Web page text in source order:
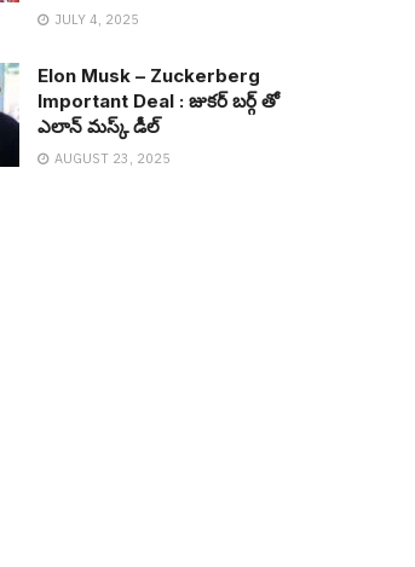
JULY 4, 2025
Elon Musk – Zuckerberg
Important Deal : జుక‌ర్ బ‌ర్గ్ తో
ఎలాన్ మ‌స్క్ డీల్
AUGUST 23, 2025